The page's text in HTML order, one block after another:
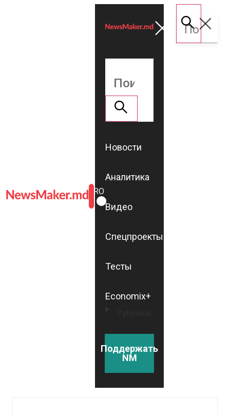
ROMÂNĂ
RU
Новости
Аналитика
Видео
Спецпроекты
Тесты
Economix+
Поддержать
NM